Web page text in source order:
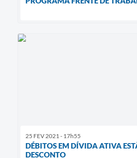
25 FEV 2021 - 17h55
DÉBITOS EM DÍVIDA ATIVA
DESCONTO